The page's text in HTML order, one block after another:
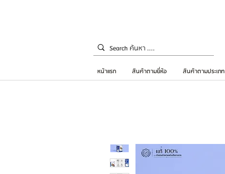
หน้าแรก สินค้าตามยี่ห้อ สินค้าตามประเภท